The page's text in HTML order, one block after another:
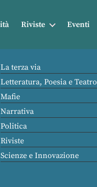
Riviste Eventi
La terza via
Letteratura, Poesia e Teatro
Mafie
Narrativa
Politica
Riviste
Scienze e Innovazione